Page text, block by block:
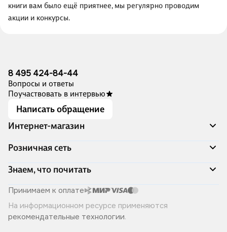
книги вам было ещё приятнее, мы регулярно проводим
акции и конкурсы.
8 495 424-84-44
Вопросы и ответы
Поучаствовать в интервью
Написать обращение
Интернет-магазин
Акции
Доставка и оплата
Программа лояльности
Подарочные сертификаты
Правила продажи
Политика конфиденциальности
Розничная сеть
Адреса магазинов
Книжный Дозор
О компании
Читай-город для бизнеса
Хотите у нас работать?
Знаем, что почитать
Скоро в продаже
Лучшие из лучших
Читай-журнал
Принимаем к оплате
На информационном ресурсе применяются
рекомендательные технологии.